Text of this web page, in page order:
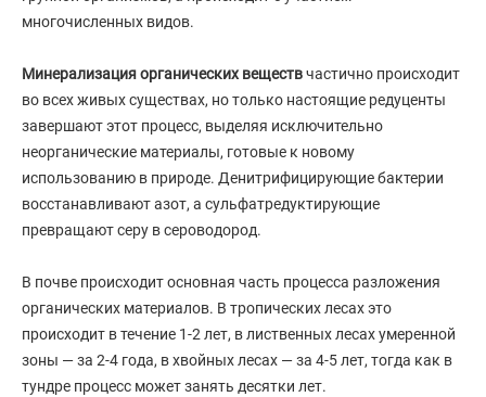
многочисленных видов.
Минерализация органических веществчастично происходит
во всех живых существах, но только настоящие редуценты
завершают этот процесс, выделяя исключительно
неорганические материалы, готовые к новому
использованию в природе. Денитрифицирующие бактерии
восстанавливают азот, а сульфатредуктирующие
превращают серу в сероводород.
В почве происходит основная часть процесса разложения
органических материалов. В тропических лесах это
происходит в течение 1-2 лет, в лиственных лесах умеренной
зоны — за 2-4 года, в хвойных лесах — за 4-5 лет, тогда как в
тундре процесс может занять десятки лет.